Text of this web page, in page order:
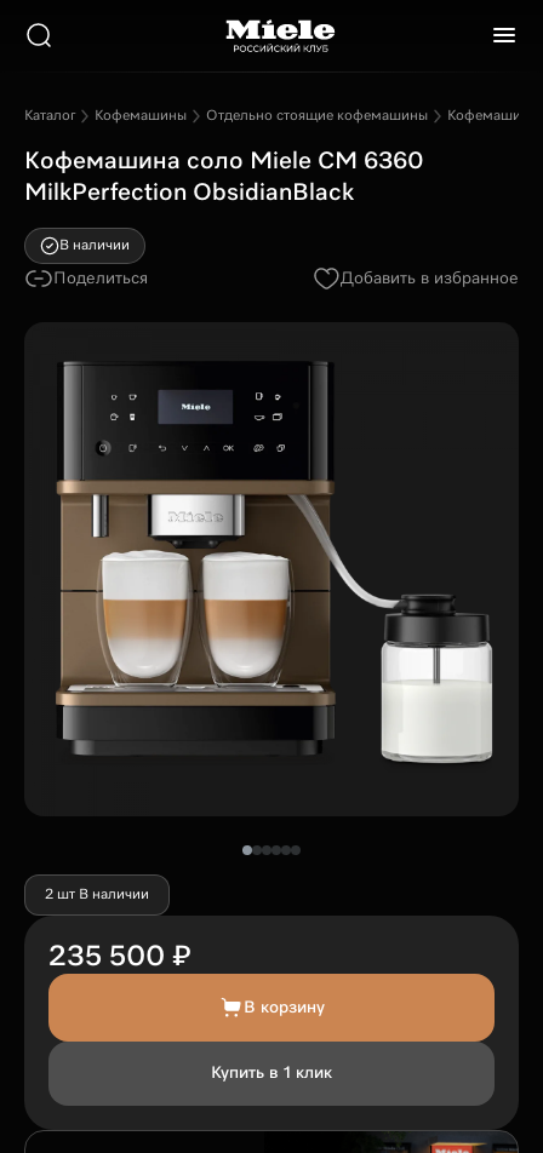
Каталог Кофемашины Отдельно стоящие кофемашины Кофемашина
Кофемашина соло Miele CM 6360
MilkPerfection ObsidianBlack
В наличии
Поделиться Добавить в избранное
2 шт В наличии
235 500 ₽
В корзину
Купить в 1 клик